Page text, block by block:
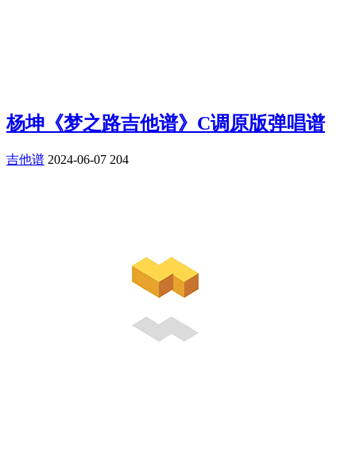
杨坤《梦之路吉他谱》C调原版弹唱谱
吉他谱 2024-06-07 204